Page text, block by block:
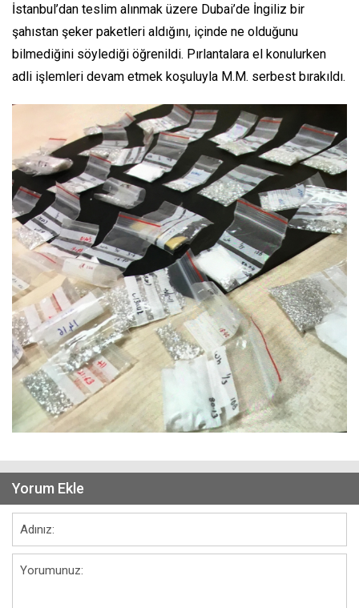
İstanbul’dan teslim alınmak üzere Dubai’de İngiliz bir
şahıstan şeker paketleri aldığını, içinde ne olduğunu
bilmediğini söylediği öğrenildi. Pırlantalara el konulurken
adli işlemleri devam etmek koşuluyla M.M. serbest bırakıldı.
Yorum Ekle